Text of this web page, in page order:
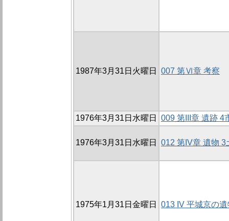
1987年3月31日火曜日 007 第Ⅵ章 考察
1976年3月31日水曜日 009 第III章 遺跡 4
1976年3月31日水曜日 012 第IV章 遺物 3
1975年1月31日金曜日 013 IV 平城京の遺